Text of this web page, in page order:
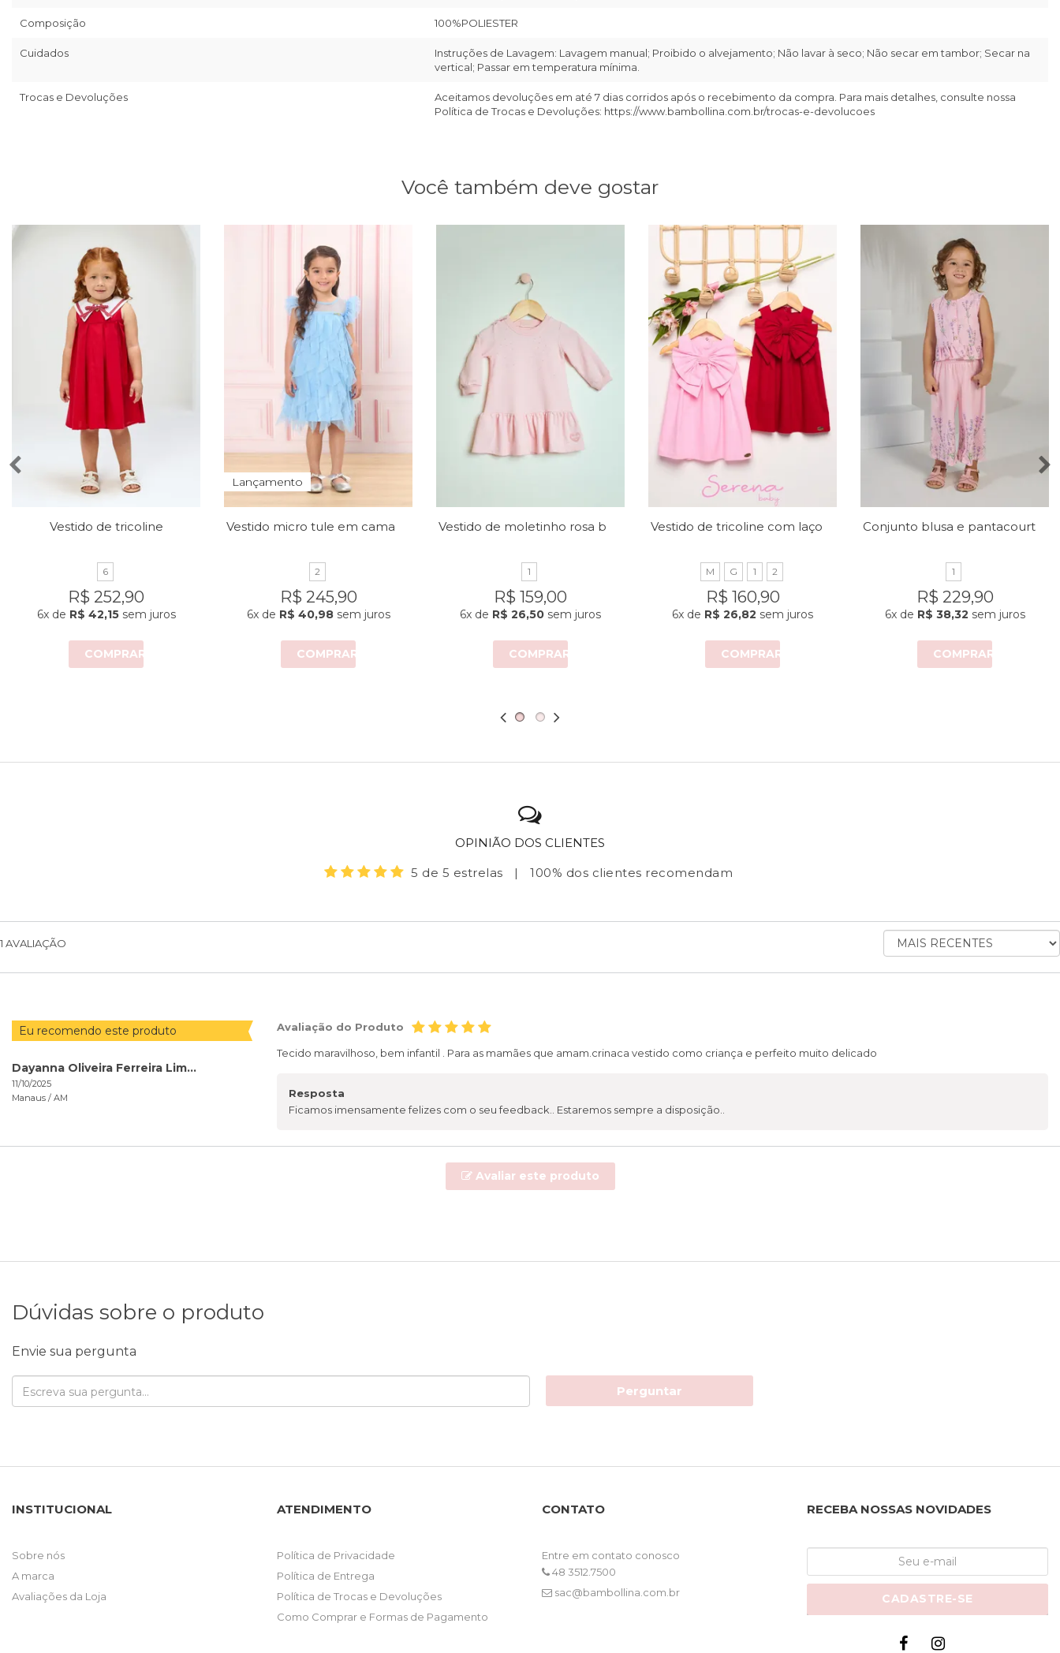
Composição 100%POLIESTER
Cuidados
Instruções de Lavagem: Lavagem manual; Proibido o alvejamento; Não lavar à seco; Não secar em tambor; Secar na
vertical; Passar em temperatura mínima.
Trocas e Devoluções
Aceitamos devoluções em até 7 dias corridos após o recebimento da compra. Para mais detalhes, consulte nossa
Política de Trocas e Devoluções: https://www.bambollina.com.br/trocas-e-devolucoes
Você também deve gostar
Vestido de tricoline
6
R$ 252,90
6xde R$ 42,15sem juros
COMPRAR
Lançamento
2
R$ 245,90
6xde R$ 40,98sem juros
COMPRAR
1
R$ 159,00
6x de R$ 26,50 sem juros
COMPRAR
M G 1 2
R$ 160,90
6x de R$ 26,82 sem juros
COMPRAR
1
R$ 229,90
6xde R$ 38,32 sem juros
COMPRAR
OPINIÃO DOS CLIENTES
5 de 5 estrelas
| 100% dos clientes recomendam
1 AVALIAÇÃO
ORDENAR
AVALIAÇÕES
Eu recomendo este produto
Dayanna Oliveira Ferreira Lima de Oliveira
11/10/2025
Manaus / AM
Avaliação do Produto
Tecido maravilhoso, bem infantil . Para as mamães que amam.crinaca vestido como criança e perfeito muito delicado
Resposta
Ficamos imensamente felizes com o seu feedback.. Estaremos sempre a disposição..
Avaliar este produto
Dúvidas sobre o produto
Envie sua pergunta
Perguntar
INSTITUCIONAL
Sobre nós
A marca
Avaliações da Loja
ATENDIMENTO
Política de Privacidade
Política de Entrega
Política de Trocas e Devoluções
Como Comprar e Formas de Pagamento
CONTATO
Entre em contato conosco
48 3512.7500
sac@bambollina.com.br
RECEBA NOSSAS NOVIDADES
CADASTRE-SE